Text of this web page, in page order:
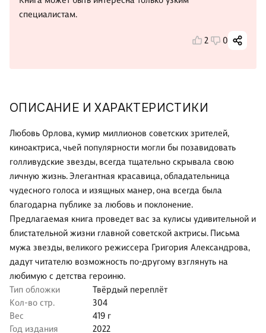
ОПИСАНИЕ И ХАРАКТЕРИСТИКИ
Любовь Орлова, кумир миллионов советских зрителей,
киноактриса, чьей популярности могли бы позавидовать
голливудские звезды, всегда тщательно скрывала свою
личную жизнь. Элегантная красавица, обладательница
чудесного голоса и изящных манер, она всегда была
благодарна публике за любовь и поклонение.
Предлагаемая книга проведет вас за кулисы удивительной и
блистательной жизни главной советской актрисы. Письма
мужа звезды, великого режиссера Григория Александрова,
дадут читателю возможность по-другому взглянуть на
любимую с детства героиню.
Тип обложки
Твёрдый переплёт
Кол-во стр.
304
Вес
419 г
Год издания
2022
специалистам.
2 0